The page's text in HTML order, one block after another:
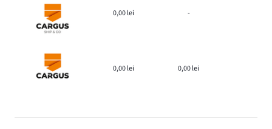
0,00 lei -
0,00 lei 0,00 lei